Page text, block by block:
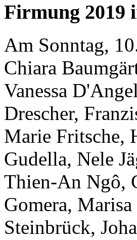
Firmung 2019
Am Sonntag,
Chiara
Vanessa
Drescher,
Marie Fritsche,
Gudella, Nele
Thien-An Ngô,
Gomera,
Steinbrück,